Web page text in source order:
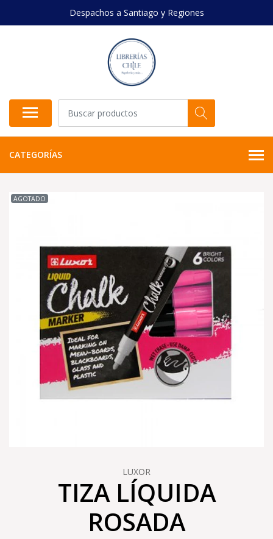
Despachos a Santiago y Regiones
CATEGORÍAS
AGOTADO
LUXOR
TIZA LÍQUIDA
ROSADA